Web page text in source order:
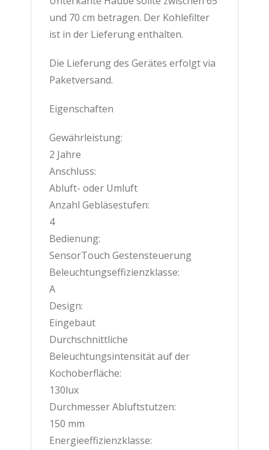
und 70 cm betragen. Der Kohlefilter
ist in der Lieferung enthalten.
Die Lieferung des Gerätes erfolgt via
Paketversand.
Eigenschaften
Gewährleistung:
2 Jahre
Anschluss:
Abluft- oder Umluft
Anzahl Gebläsestufen:
4
Bedienung:
SensorTouch Gestensteuerung
Beleuchtungseffizienzklasse:
A
Design:
Eingebaut
Durchschnittliche
Beleuchtungsintensität auf der
Kochoberfläche:
130lux
Durchmesser Abluftstutzen:
150 mm
Energieeffizienzklasse: